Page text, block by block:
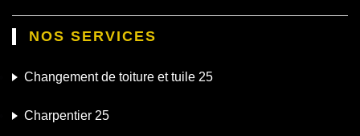
NOS SERVICES
Changement de toiture et tuile 25
Charpentier 25